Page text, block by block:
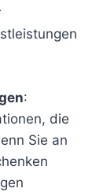
:
die
Sie an